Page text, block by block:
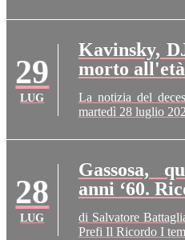
29
LUG
Kavinsky,
morto
La notizia del
martedì 28 luglio
28
LUG
Gassosa,
anni ‘60.
di Salvatore
Prefi Il Ricordo I